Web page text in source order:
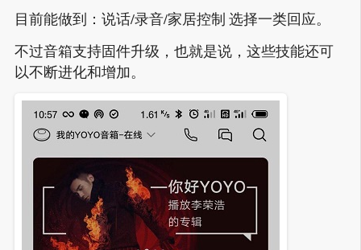
目前能做到：说话/录音/家居控制 选择一类回应。
不过音箱支持固件升级，也就是说，这些技能还可
以不断进化和增加。